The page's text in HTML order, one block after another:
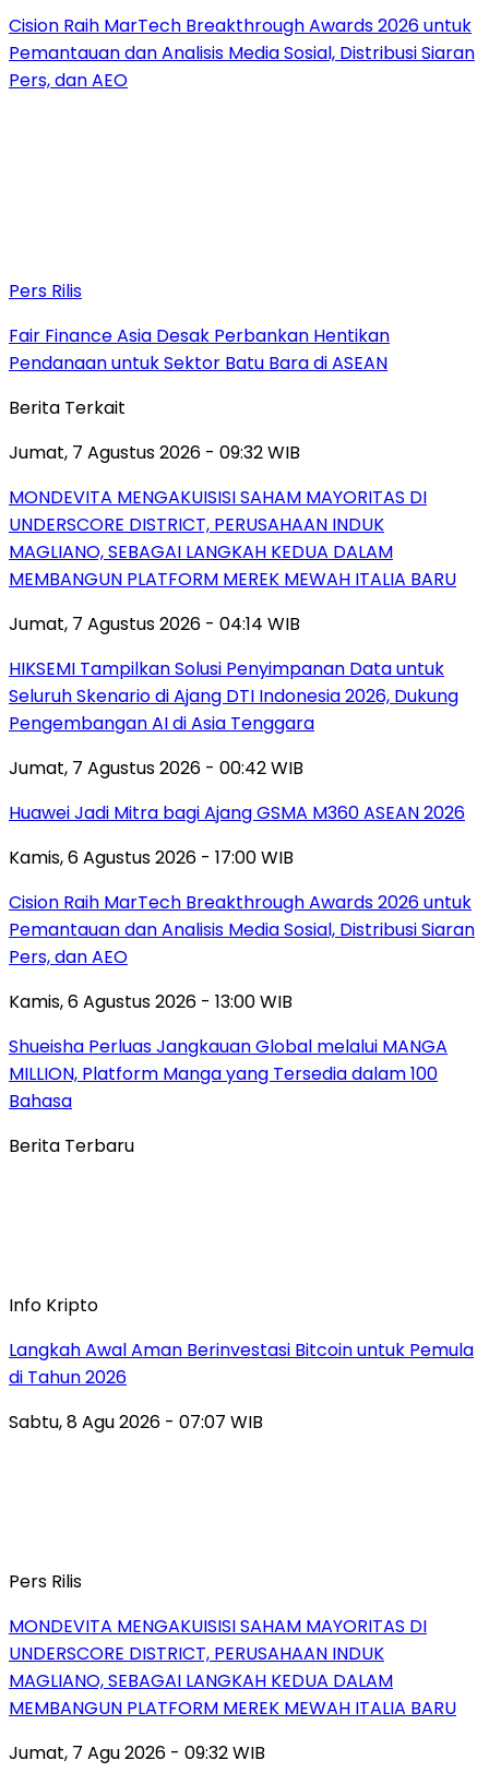
Cision Raih MarTech Breakthrough Awards 2026 untuk
Pemantauan dan Analisis Media Sosial, Distribusi Siaran
Pers, dan AEO
Pers Rilis
Fair Finance Asia Desak Perbankan Hentikan
Pendanaan untuk Sektor Batu Bara di ASEAN
Berita Terkait
Jumat, 7 Agustus 2026 - 09:32 WIB
MONDEVITA MENGAKUISISI SAHAM MAYORITAS DI
UNDERSCORE DISTRICT, PERUSAHAAN INDUK
MAGLIANO, SEBAGAI LANGKAH KEDUA DALAM
MEMBANGUN PLATFORM MEREK MEWAH ITALIA BARU
Jumat, 7 Agustus 2026 - 04:14 WIB
HIKSEMI Tampilkan Solusi Penyimpanan Data untuk
Seluruh Skenario di Ajang DTI Indonesia 2026, Dukung
Pengembangan AI di Asia Tenggara
Jumat, 7 Agustus 2026 - 00:42 WIB
Huawei Jadi Mitra bagi Ajang GSMA M360 ASEAN 2026
Kamis, 6 Agustus 2026 - 17:00 WIB
Cision Raih MarTech Breakthrough Awards 2026 untuk
Pemantauan dan Analisis Media Sosial, Distribusi Siaran
Pers, dan AEO
Kamis, 6 Agustus 2026 - 13:00 WIB
Shueisha Perluas Jangkauan Global melalui MANGA
MILLION, Platform Manga yang Tersedia dalam 100
Bahasa
Berita Terbaru
Info Kripto
Langkah Awal Aman Berinvestasi Bitcoin untuk Pemula
di Tahun 2026
Sabtu, 8 Agu 2026 - 07:07 WIB
Pers Rilis
MONDEVITA MENGAKUISISI SAHAM MAYORITAS DI
UNDERSCORE DISTRICT, PERUSAHAAN INDUK
MAGLIANO, SEBAGAI LANGKAH KEDUA DALAM
MEMBANGUN PLATFORM MEREK MEWAH ITALIA BARU
Jumat, 7 Agu 2026 - 09:32 WIB